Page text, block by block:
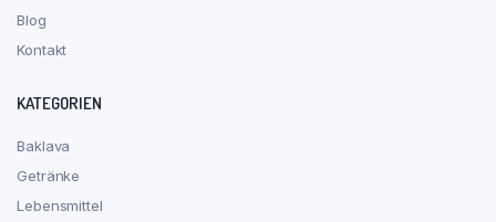
Blog
Kontakt
KATEGORIEN
Baklava
Getränke
Lebensmittel